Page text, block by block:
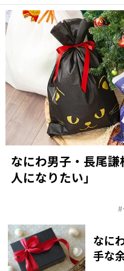
なにわ男子・長尾
人になりたい」
なに
手な